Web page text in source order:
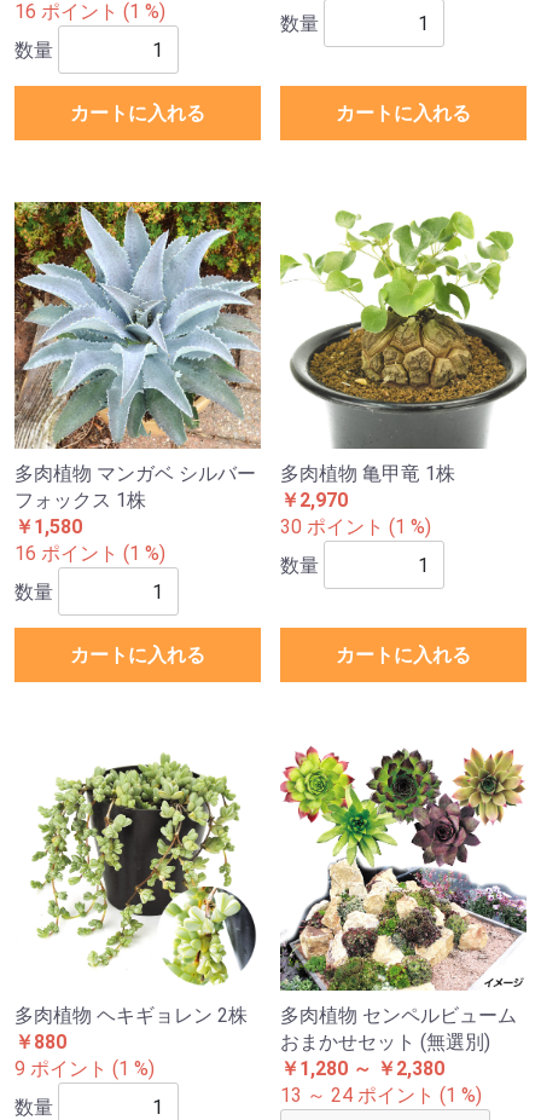
16 ポイント (1 %)
数量
カートに入れる
数量
カートに入れる
多肉植物 マンガベ シルバー
フォックス 1株
￥1,580
16 ポイント (1 %)
数量
カートに入れる
多肉植物 亀甲竜 1株
￥2,970
30 ポイント (1 %)
数量
カートに入れる
多肉植物 ヘキギョレン 2株
￥880
9 ポイント (1 %)
数量
多肉植物 センペルビューム
おまかせセット (無選別)
￥1,280 ～ ￥2,380
13 ～ 24 ポイント (1 %)